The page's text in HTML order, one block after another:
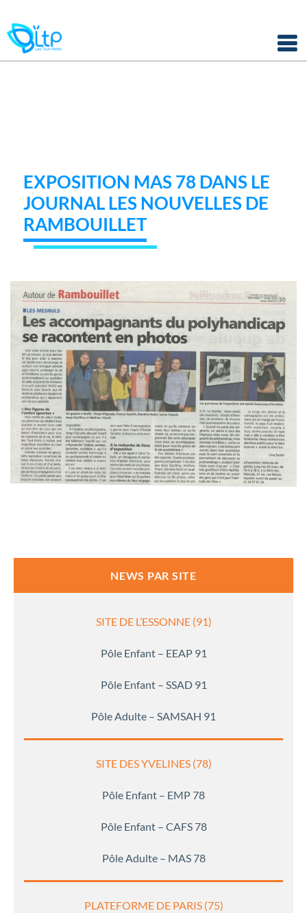
Skip
to
EXPOSITION MAS 78 DANS LE
JOURNAL LES NOUVELLES DE
RAMBOUILLET
NEWS PAR SITE
SITE DE L’ESSONNE (91)
Pôle Enfant – EEAP 91
Pôle Enfant – SSAD 91
Pôle Adulte – SAMSAH 91
SITE DES YVELINES (78)
Pôle Enfant – EMP 78
Pôle Enfant – CAFS 78
Pôle Adulte – MAS 78
PLATEFORME DE PARIS (75)